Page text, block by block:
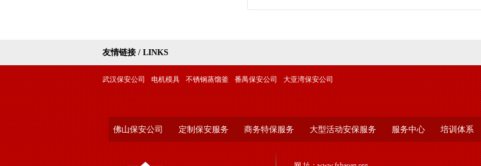
开展思想政
思想政治工作是一切工作的生命线，也是加
业管理者往往把精力投入到规章制度的制定、完善
用。不可否认，缜密的规章制度是保安队伍建设的
友情链接 / LINKS
武汉保安公司 电机模具 不锈钢蒸馏釜 番禺保安公司 大亚湾保安公司
佛山保安公司 定制保安服务 商务特保服务 大型活动安保服务 服务中心 培训体系